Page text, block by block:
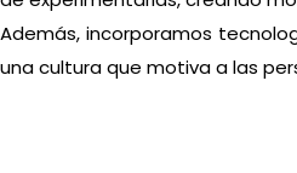
Además, incorporamos
una cultura que motiva a las